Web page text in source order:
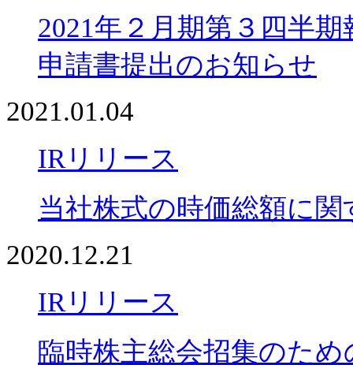
2021年２月期第３四半
申請書提出のお知らせ
2021.01.04
IRリリース
当社株式の時価総額に
2020.12.21
IRリリース
臨時株主総会招集のた